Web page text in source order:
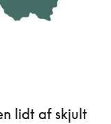
lidt af skjult